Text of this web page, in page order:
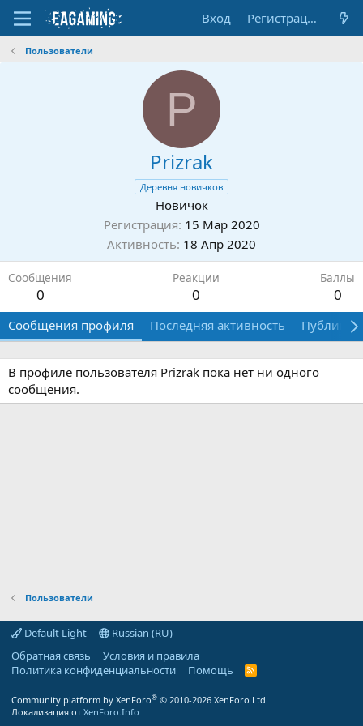
Вход Регистрация
Пользователи
P
Prizrak
Деревня новичков
Новичок
Регистрация 15 Мар 2020
Активность 18 Апр 2020
Сообщения
0
Реакции
0
Баллы
0
Сообщения профиля Последняя активность
В профиле пользователя Prizrak пока нет ни одного
сообщения.
Пользователи
Default Light
Russian (RU)
Обратная связь
Условия и правила
Политика конфиденциальности
Помощь
R
Community platform by XenForo® © 2010-2026 XenForo Ltd.
Локализация от XenForo.Info